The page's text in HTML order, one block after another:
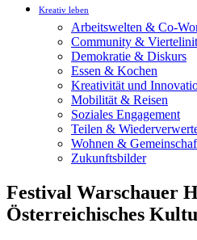
Kreativ leben
Arbeitswelten & Co-
Community &
Demokratie & Diskurs
Essen & Kochen
Kreativität und
Mobilität & Reisen
Soziales Engagement
Teilen &
Wohnen &
Zukunftsbilder
Festival Warschauer
Österreichisches